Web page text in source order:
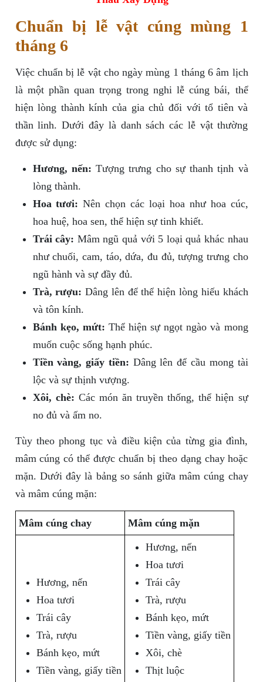
Chuẩn bị lễ vật cúng mùng 1
tháng 6
Việc chuẩn bị lễ vật cho ngày mùng 1 tháng 6 âm lịch
là một phần quan trọng trong nghi lễ cúng bái, thể
hiện lòng thành kính của gia chủ đối với tổ tiên và
thần linh. Dưới đây là danh sách các lễ vật thường
được sử dụng:
Hương, nến: Tượng trưng cho sự thanh tịnh và
lòng thành.
Hoa tươi: Nên chọn các loại hoa như hoa cúc,
hoa huệ, hoa sen, thể hiện sự tinh khiết.
Trái cây: Mâm ngũ quả với 5 loại quả khác nhau
như chuối, cam, táo, dứa, đu đủ, tượng trưng cho
ngũ hành và sự đầy đủ.
Trà, rượu: Dâng lên để thể hiện lòng hiếu khách
và tôn kính.
Bánh kẹo, mứt: Thể hiện sự ngọt ngào và mong
muốn cuộc sống hạnh phúc.
Tiền vàng, giấy tiền: Dâng lên để cầu mong tài
lộc và sự thịnh vượng.
Xôi, chè: Các món ăn truyền thống, thể hiện sự
no đủ và ấm no.
Tùy theo phong tục và điều kiện của từng gia đình,
mâm cúng có thể được chuẩn bị theo dạng chay hoặc
mặn. Dưới đây là bảng so sánh giữa mâm cúng chay
và mâm cúng mặn:
Mâm cúng chay Mâm cúng mặn
Hương, nến
Hoa tươi
Trái cây
Trà, rượu
Bánh kẹo, mứt
Tiền vàng, giấy tiền
Hương, nến
Hoa tươi
Trái cây
Trà, rượu
Bánh kẹo, mứt
Tiền vàng, giấy tiền
Xôi, chè
Thịt luộc